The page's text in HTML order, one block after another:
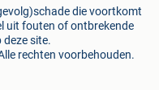
die voortkomt
uit fouten of ontbrekende
site.
rechten voorbehouden.